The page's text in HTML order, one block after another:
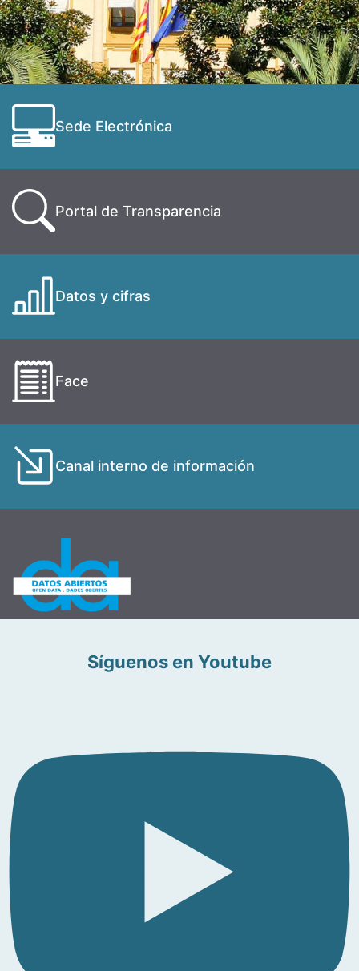
Sede Electrónica
Portal de Transparencia
Datos y cifras
Face
Canal interno de información
Síguenos en Youtube